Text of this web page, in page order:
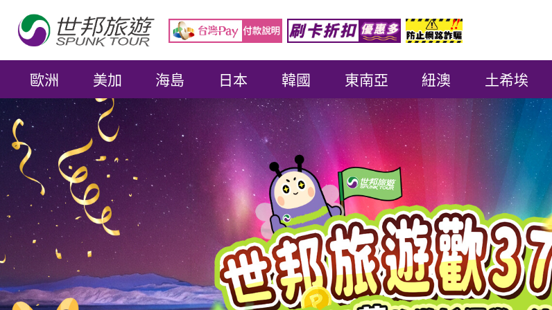
歐洲 美加 海島 日本 韓國 東南亞 紐澳 土希埃